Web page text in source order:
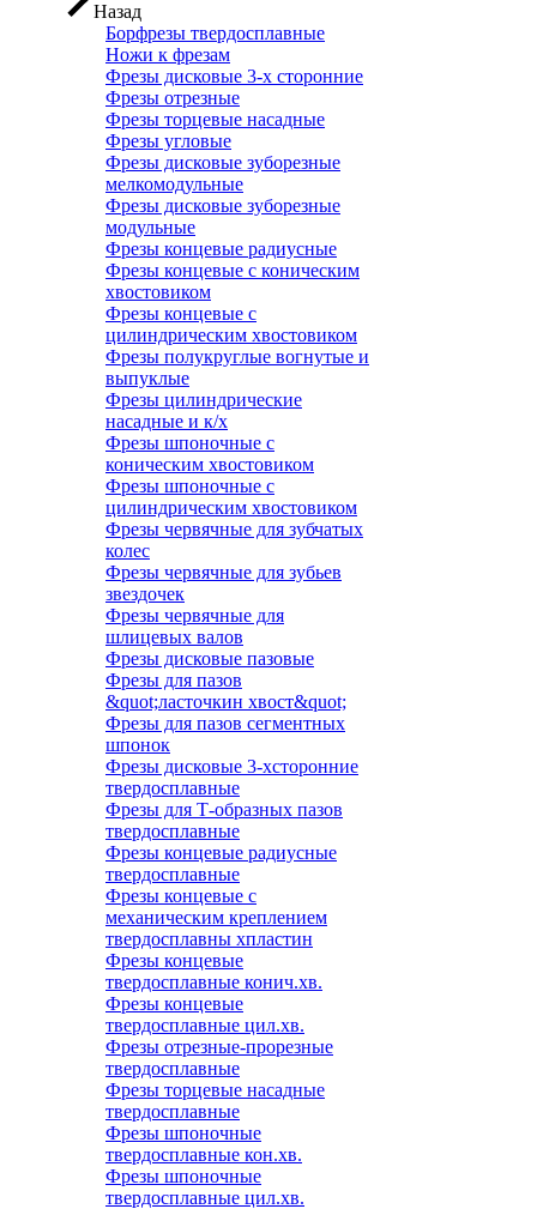
Назад
Борфрезы твердосплавные
Ножи к фрезам
Фрезы дисковые 3-х сторонние
Фрезы отрезные
Фрезы торцевые насадные
Фрезы угловые
Фрезы дисковые зуборезные
мелкомодульные
Фрезы дисковые зуборезные
модульные
Фрезы концевые радиусные
Фрезы концевые с коническим
хвостовиком
Фрезы концевые с
цилиндрическим хвостовиком
Фрезы полукруглые вогнутые и
выпуклые
Фрезы цилиндрические
насадные и к/х
Фрезы шпоночные с
коническим хвостовиком
Фрезы шпоночные с
цилиндрическим хвостовиком
Фрезы червячные для зубчатых
колес
Фрезы червячные для зубьев
звездочек
Фрезы червячные для
шлицевых валов
Фрезы дисковые пазовые
Фрезы для пазов
&quot;ласточкин хвост&quot;
Фрезы для пазов сегментных
шпонок
Фрезы дисковые 3-хсторонние
твердосплавные
Фрезы для Т-образных пазов
твердосплавные
Фрезы концевые радиусные
твердосплавные
Фрезы концевые с
механическим креплением
твердосплавны хпластин
Фрезы концевые
твердосплавные конич.хв.
Фрезы концевые
твердосплавные цил.хв.
Фрезы отрезные-прорезные
твердосплавные
Фрезы торцевые насадные
твердосплавные
Фрезы шпоночные
твердосплавные кон.хв.
Фрезы шпоночные
твердосплавные цил.хв.